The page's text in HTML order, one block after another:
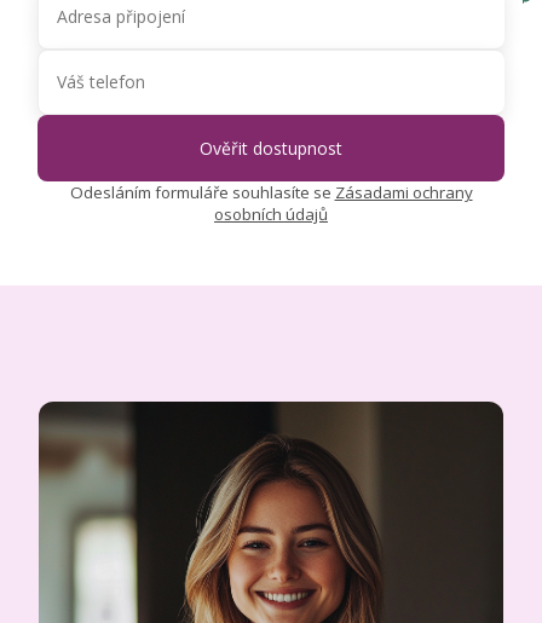
Odesláním formuláře souhlasíte se Zásadami ochrany
osobních údajů